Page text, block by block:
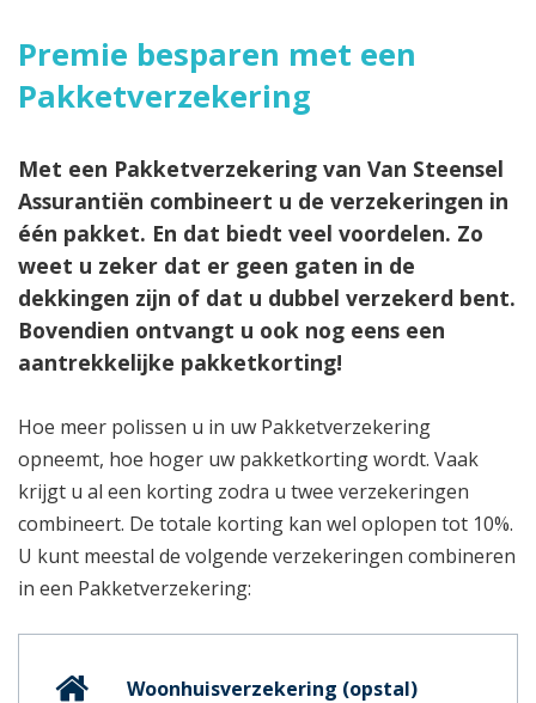
Premie besparen met een
Pakketverzekering
Met een Pakketverzekering van Van Steensel
Assurantiën combineert u de verzekeringen in
één pakket. En dat biedt veel voordelen. Zo
weet u zeker dat er geen gaten in de
dekkingen zijn of dat u dubbel verzekerd bent.
Bovendien ontvangt u ook nog eens een
aantrekkelijke pakketkorting!
Hoe meer polissen u in uw Pakketverzekering
opneemt, hoe hoger uw pakketkorting wordt. Vaak
krijgt u al een korting zodra u twee verzekeringen
combineert. De totale korting kan wel oplopen tot 10%.
U kunt meestal de volgende verzekeringen combineren
in een Pakketverzekering:
Woonhuisverzekering (opstal)